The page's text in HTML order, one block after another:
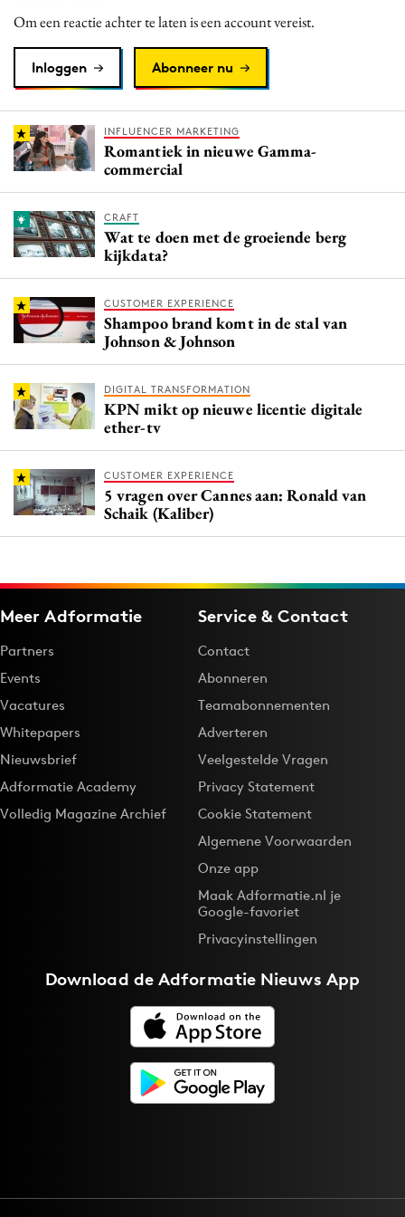
Media
Merkstrategie
Purpose Marketing
Reputatie & crisis
Om een reactie achter te laten is een account vereist.
Inloggen Abonneer nu
INFLUENCER MARKETING
Romantiek in nieuwe Gamma-
commercial
CRAFT
Wat te doen met de groeiende berg
kijkdata?
CUSTOMER EXPERIENCE
Shampoo brand komt in de stal van
Johnson & Johnson
DIGITAL TRANSFORMATION
KPN mikt op nieuwe licentie digitale
ether-tv
CUSTOMER EXPERIENCE
5 vragen over Cannes aan: Ronald van
Schaik (Kaliber)
Meer Adformatie
Partners
Events
Vacatures
Whitepapers
Nieuwsbrief
Adformatie Academy
Volledig Magazine Archief
Service & Contact
Contact
Abonneren
Teamabonnementen
Adverteren
Veelgestelde Vragen
Privacy Statement
Cookie Statement
Algemene Voorwaarden
Onze app
Maak Adformatie.nl je
Google-favoriet
Privacyinstellingen
Download deAdformatie Nieuws App